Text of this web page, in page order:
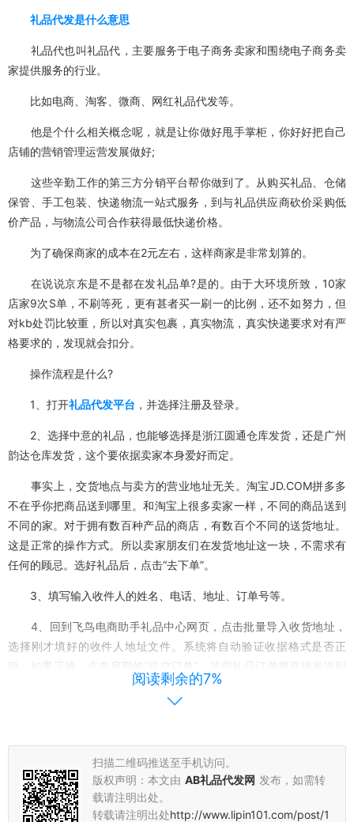
礼品代发是什么意思
礼品代也叫礼品代，主要服务于电子商务卖家和围绕电子商务卖
家提供服务的行业。
比如电商、淘客、微商、网红礼品代发等。
他是个什么相关概念呢，就是让你做好甩手掌柜，你好好把自己
店铺的营销管理运营发展做好;
这些辛勤工作的第三方分销平台帮你做到了。从购买礼品、仓储
保管、手工包装、快递物流一站式服务，到与礼品供应商砍价采购低
价产品，与物流公司合作获得最低快递价格。
为了确保商家的成本在2元左右，这样商家是非常划算的。
在说说京东是不是都在发礼品单?是的。由于大环境所致，10家
店家9次S单，不刷等死，更有甚者买一刷一的比例，还不如努力，但
对kb处罚比较重，所以对真实包裹，真实物流，真实快递要求对有严
格要求的，发现就会扣分。
操作流程是什么?
1、打开礼品代发平台 ，并选择注册及登录。
2、选择中意的礼品，也能够选择是浙江圆通仓库发货，还是广州
韵达仓库发货，这个要依据卖家本身爱好而定。
事实上，交货地点与卖方的营业地址无关。淘宝JD.COM拼多多
不在乎你把商品送到哪里。和淘宝上很多卖家一样，不同的商品送到
不同的家。对于拥有数百种产品的商店，有数百个不同的送货地址。
这是正常的操作方式。所以卖家朋友们在发货地址这一块，不需求有
任何的顾忌。选好礼品后，点击“去下单”。
3、填写输入收件人的姓名、电话、地址、订单号等。
4、回到飞鸟电商助手礼品中心网页，点击批量导入收货地址，
选择刚才填好的收件人地址文件。系统将自动验证收据格式是否正
确。如果正确，点击底部的“提交订单”，这些礼品订单将直接发送到
仓库。仓库会依据这个收件人的信息把礼品打包发送进来。
就能够去淘宝、京东、拼多多发货了。这些买家收到礼品后，物流系
统会有收货记录，顺利完成订单。
阅读剩余的7%
扫描二维码推送至手机访问。
版权声明：本文由 AB礼品代发网 发布，如需转
载请注明出处。
转载请注明出处http://www.lipin101.com/post/1